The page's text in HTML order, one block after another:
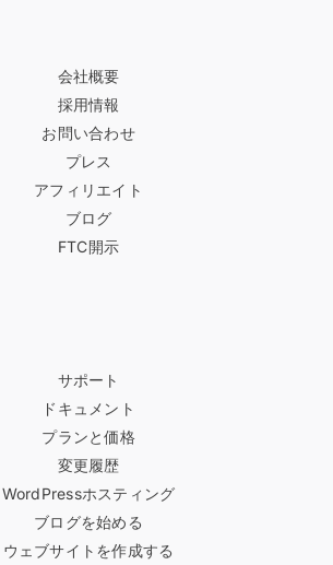
会社概要
採用情報
お問い合わせ
プレス
アフィリエイト
ブログ
FTC開示
サポート
ドキュメント
プランと価格
変更履歴
WordPressホスティング
ブログを始める
ウェブサイトを作成する